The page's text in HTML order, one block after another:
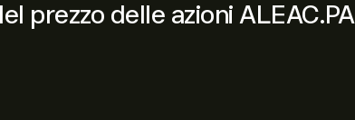
prezzo delle azioni ALEAC.PA